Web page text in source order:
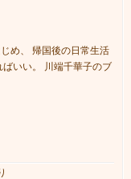
め、 帰国後の日常生活
いい。 川端千華子のブ